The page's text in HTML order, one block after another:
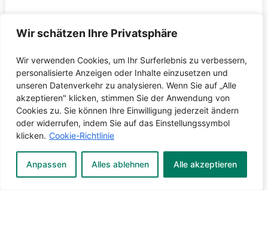
Wir schätzen Ihre Privatsphäre
Wir verwenden Cookies, um Ihr Surferlebnis zu verbessern,
personalisierte Anzeigen oder Inhalte einzusetzen und
unseren Datenverkehr zu analysieren. Wenn Sie auf „Alle
akzeptieren" klicken, stimmen Sie der Anwendung von
Cookies zu. Sie können Ihre Einwilligung jederzeit ändern
oder widerrufen, indem Sie auf das Einstellungssymbol
klicken. Cookie-Richtlinie
Anpassen Alles ablehnen Alle akzeptieren